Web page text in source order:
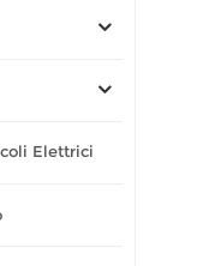
Elettrici